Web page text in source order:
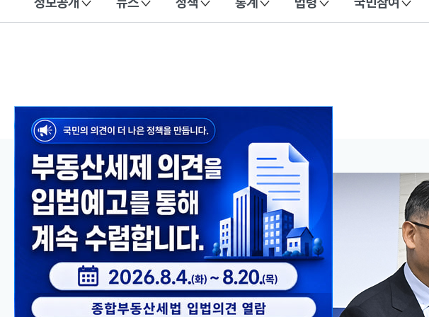
이 누리집은 대한민국 공식 전자정부 누리집입니다.
메인 콘텐츠